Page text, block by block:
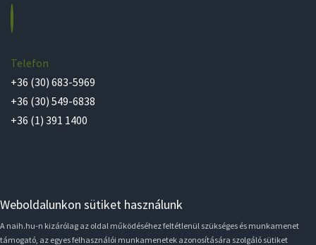
Telefon
+36 (30) 683-5969
+36 (30) 549-6838
+36 (1) 391 1400
Weboldalunkon sütiket használunk
A naih.hu-n kizárólag az oldal működéséhez feltétlenül szükséges és munkamenet
támogató, az egyes felhasználói munkamenetek azonosítására szolgáló sütiket